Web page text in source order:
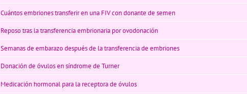
Cuántos embriones transferir en una FIV con donante de semen
Reposo tras la transferencia embrionaria por ovodonación
Semanas de embarazo después de la transferencia de embriones
Donación de óvulos en síndrome de Turner
Medicación hormonal para la receptora de óvulos